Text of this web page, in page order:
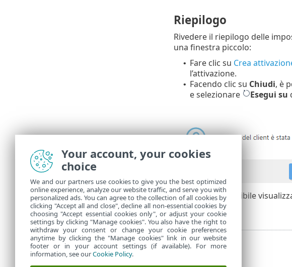
Riepilogo
Rivedere il riepilogo delle
una finestra piccolo:
• Fare clic su Crea
l’attivazione.
• Facendo clic su Chiudi, è
e selezionare
Esegui su
InAttivitàè possibile
creata.
Your account, your cookies
choice
We and our partners use cookies to give you the best optimized
online experience, analyze our website traffic, and serve you with
personalized ads. You can agree to the collection of all cookies by
clicking "Accept all and close", decline all non-essential cookies by
choosing "Accept essential cookies only", or adjust your cookie
settings by clicking "Manage cookies". You also have the right to
withdraw your consent or change your cookie preferences
anytime by clicking the "Manage cookies" link in our website
footer or in your account settings (if available). For more
information, see ourCookie Policy.